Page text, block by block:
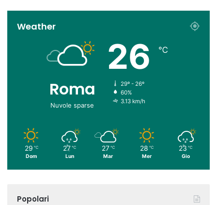
Weather
Roma
Nuvole sparse
26 ℃
29º - 26º
60%
3.13 km/h
29 ℃
Dom
27 ℃
Lun
27 ℃
Mar
28 ℃
Mer
23 ℃
Gio
Popolari